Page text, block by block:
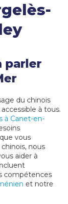
parler
du chinois
à tous.
à Canet-en-
vous
nous
aider à
compétences
et notre